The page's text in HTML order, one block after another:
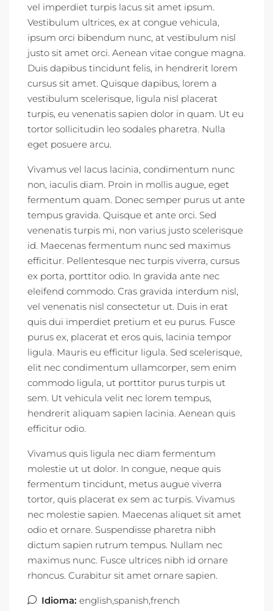
vel imperdiet turpis lacus sit amet ipsum.
Vestibulum ultrices, ex at congue vehicula,
ipsum orci bibendum nunc, at vestibulum nisl
justo sit amet orci. Aenean vitae congue magna.
Duis dapibus tincidunt felis, in hendrerit lorem
cursus sit amet. Quisque dapibus, lorem a
vestibulum scelerisque, ligula nisl placerat
turpis, eu venenatis sapien dolor in quam. Ut eu
tortor sollicitudin leo sodales pharetra. Nulla
eget posuere arcu.
Vivamus vel lacus lacinia, condimentum nunc
non, iaculis diam. Proin in mollis augue, eget
fermentum quam. Donec semper purus ut ante
tempus gravida. Quisque et ante orci. Sed
venenatis turpis mi, non varius justo scelerisque
id. Maecenas fermentum nunc sed maximus
efficitur. Pellentesque nec turpis viverra, cursus
ex porta, porttitor odio. In gravida ante nec
eleifend commodo. Cras gravida interdum nisl,
vel venenatis nisl consectetur ut. Duis in erat
quis dui imperdiet pretium et eu purus. Fusce
purus ex, placerat et eros quis, lacinia tempor
ligula. Mauris eu efficitur ligula. Sed scelerisque,
elit nec condimentum ullamcorper, sem enim
commodo ligula, ut porttitor purus turpis ut
sem. Ut vehicula velit nec lorem tempus,
hendrerit aliquam sapien lacinia. Aenean quis
efficitur odio.
Vivamus quis ligula nec diam fermentum
molestie ut ut dolor. In congue, neque quis
fermentum tincidunt, metus augue viverra
tortor, quis placerat ex sem ac turpis. Vivamus
nec molestie sapien. Maecenas aliquet sit amet
odio et ornare. Suspendisse pharetra nibh
dictum sapien rutrum tempus. Nullam nec
maximus nunc. Fusce ultrices nibh id ornare
rhoncus. Curabitur sit amet ornare sapien.
Idioma: english,spanish,french